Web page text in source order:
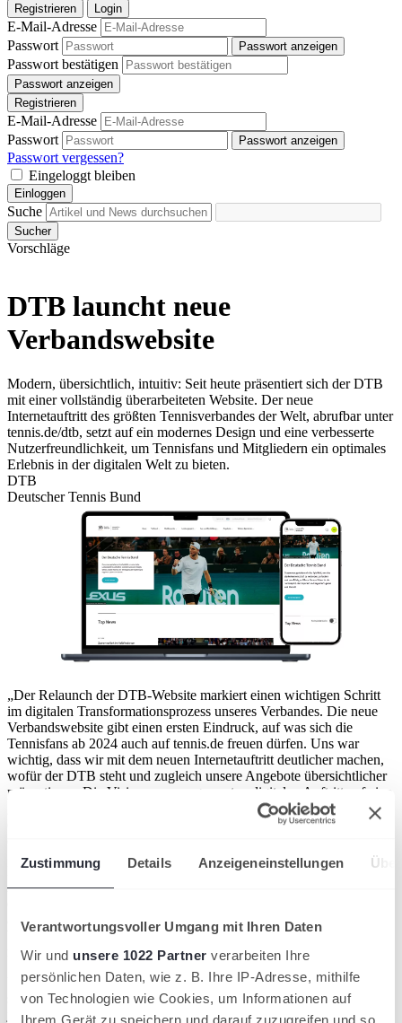
Zustimmung Details Anzeigeneinstellungen
Verantwortungsvoller Umgang mit Ihren Daten
Wir und unsere 1022 Partner verarbeiten Ihre
persönlichen Daten, wie z. B. Ihre IP-Adresse, mithilfe
von Technologien wie Cookies, um Informationen auf
Ihrem Gerät zu speichern und darauf zuzugreifen und so
Registrieren
Login
E-Mail-Adresse
Passwort
Passwort anzeigen
Passwort bestätigen
Passwort anzeigen
Registrieren
E-Mail-Adresse
Passwort
Passwort anzeigen
Passwort vergessen?
Eingeloggt bleiben
Einloggen
Suche
Sucher
Vorschläge
DTB launcht neue
Verbandswebsite
Modern, übersichtlich, intuitiv: Seit heute präsentiert sich der DTB
mit einer vollständig überarbeiteten Website. Der neue
Internetauftritt des größten Tennisverbandes der Welt, abrufbar unter
tennis.de/dtb, setzt auf ein modernes Design und eine verbesserte
Nutzerfreundlichkeit, um Tennisfans und Mitgliedern ein optimales
Erlebnis in der digitalen Welt zu bieten.
DTB
Deutscher Tennis Bund
„Der Relaunch der DTB-Website markiert einen wichtigen Schritt
im digitalen Transformationsprozess unseres Verbandes. Die neue
Verbandswebsite gibt einen ersten Eindruck, auf was sich die
Tennisfans ab 2024 auch auf tennis.de freuen dürfen. Uns war
wichtig, dass wir mit dem neuen Internetauftritt deutlicher machen,
wofür der DTB steht und zugleich unsere Angebote übersichtlicher
präsentieren. Die Vision unseren gesamten digitalen Auftritt auf eine
gemeinsame technologische Basis zu stellen, damit die Nutzer in
eine große Tennis-Welt eintauchen können, bekommt nun erstmals
Die neue Website des DTB, die inhaltlich News, Informationen,
Angebote und Services des Dachverbandes bereithält, zeichnet sich
aus. Mit einem klaren und übersichtlichen Layout wurde besonderer
Wert daraufgelegt, Informationen einfacher als bisher zugänglich zu
machen.
Über eine optimierte Navigation ist für die Nutzer:innen eine
schnelle Orientierung zum Leistungsspektrum des DTB sowie den
jeweiligen Ansprechpartner:innen innerhalb des Verbandes möglich.